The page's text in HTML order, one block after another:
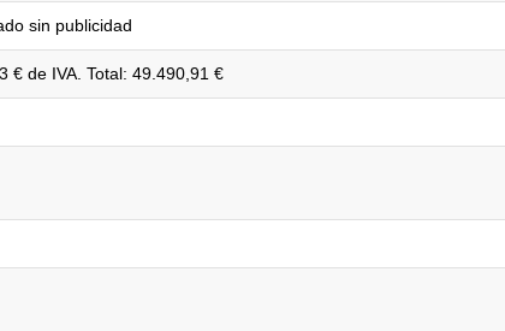
sin publicidad
€ de IVA. Total: 49.490,91 €